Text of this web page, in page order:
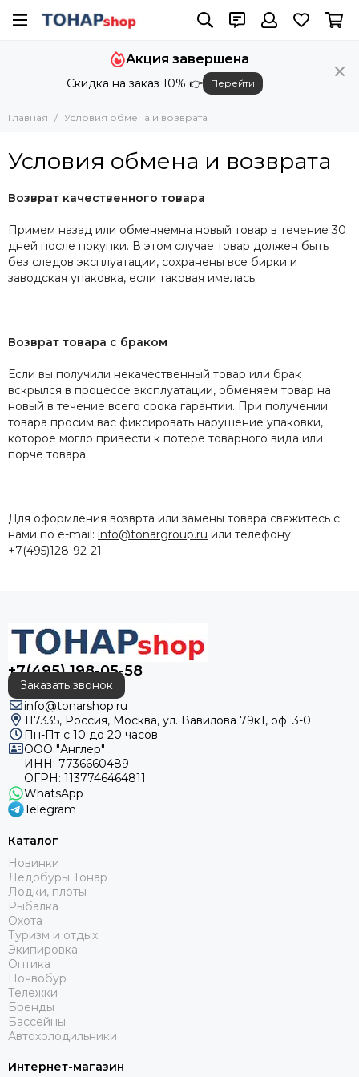
Скидка на заказ 10% 👉
Акция завершена
Перейти
Главная Условия обмена и возврата
Условия обмена и возврата
Возврат качественного товара
Примем назад или обменяемна новый товар в течение 30
дней после покупки. В этом случае товар должен быть
без следов эксплуатации, сохранены все бирки и
заводская упаковка, если таковая имелась.
Возврат товара с браком
Если вы получили некачественный товар или брак
вскрылся в процессе эксплуатации, обменяем товар на
новый в течение всего срока гарантии. При получении
товара просим вас фиксировать нарушение упаковки,
которое могло привести к потере товарного вида или
порче товара.
Для оформления возврта или замены товара свяжитесь с
нами по e-mail: info@tonargroup.ru или телефону:
+7(495)128-92-21
+7(495) 198-05-58
Заказать звонок
info@tonarshop.ru
117335, Россия, Москва, ул. Вавилова 79к1, оф. 3-0
Пн-Пт с 10 до 20 часов
ООО "Англер"
ИНН: 7736660489
ОГРН: 1137746464811
WhatsApp
Telegram
Каталог
Новинки
Ледобуры Тонар
Лодки, плоты
Рыбалка
Охота
Туризм и отдых
Экипировка
Оптика
Почвобур
Тележки
Бренды
Бассейны
Автохолодильники
Интернет-магазин